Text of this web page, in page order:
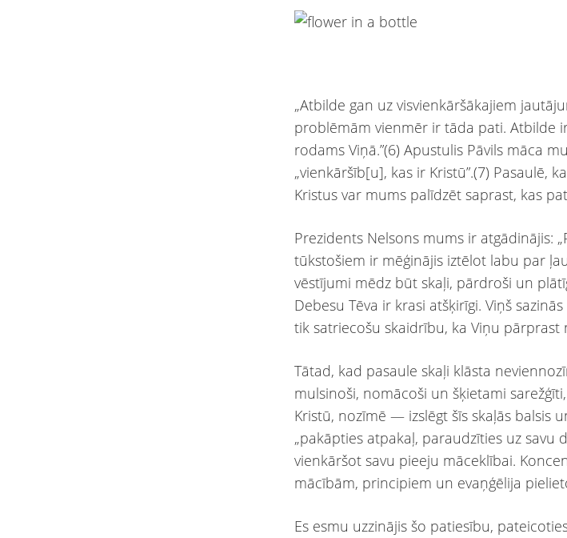
„Atbilde gan uz visvienkāršākajiem
problēmām vienmēr ir tāda pati. Atbilde
rodams Viņā.”(6) Apustulis Pāvils māca
„vienkāršīb[u], kas ir Kristū”.(7) Pasaulē,
Kristus var mums palīdzēt saprast, kas
Prezidents Nelsons mums ir atgādinājis:
tūkstošiem ir mēģinājis iztēlot labu par
vēstījumi mēdz būt skaļi, pārdroši un
Debesu Tēva ir krasi atšķirīgi. Viņš
tik satriecošu skaidrību, ka Viņu pārprast
Tātad, kad pasaule skaļi klāsta
mulsinoši, nomācoši un šķietami
Kristū, nozīmē — izslēgt šīs skaļās balsis
„pakāpties atpakaļ, paraudzīties uz savu
vienkāršot savu pieeju māceklībai.
mācībām, principiem un evaņģēlija
Es esmu uzzinājis šo patiesību,